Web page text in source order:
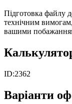
Підготовка файлу
технічним
вашими
ID:2362
Варіанти